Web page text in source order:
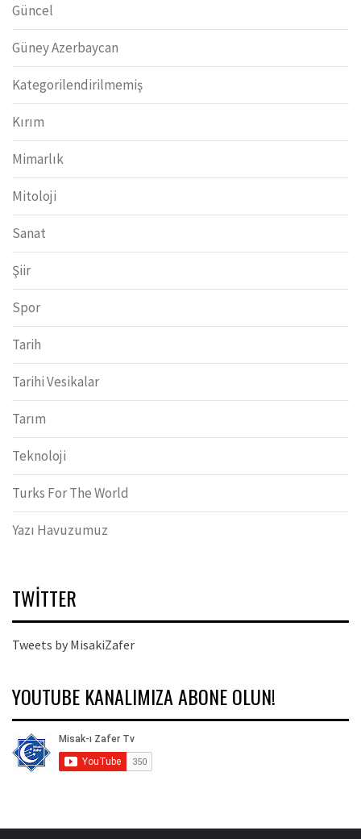
Güncel
Güney Azerbaycan
Kategorilendirilmemiş
Kırım
Mimarlık
Mitoloji
Sanat
Şiir
Spor
Tarih
Tarihi Vesikalar
Tarım
Teknoloji
Turks For The World
Yazı Havuzumuz
TWITTER
Tweets by MisakiZafer
YOUTUBE KANALIMIZA ABONE OLUN!